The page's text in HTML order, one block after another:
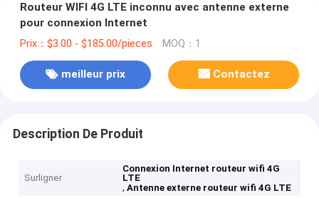
Routeur WIFI 4G LTE inconnu avec antenne externe
pour connexion Internet
Prix：$3.00 - $185.00/pieces MOQ：1
meilleur prix Contactez
Description De Produit
Surligner
Connexion Internet routeur wifi 4G
LTE
,Antenne externe routeur wifi 4G LTE